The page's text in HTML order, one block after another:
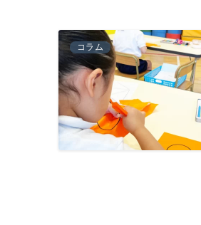
コラム